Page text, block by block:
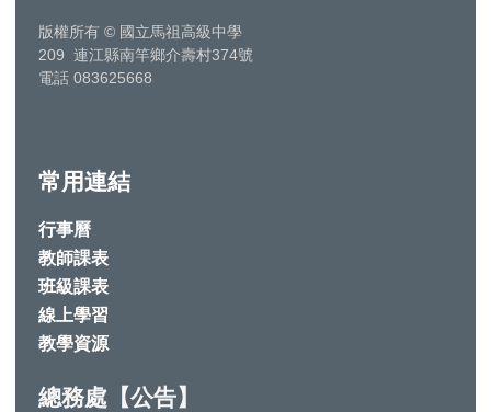
版權所有 © 國立馬祖高級中學
209 連江縣南竿鄉介壽村374號
電話 083625668
常用連結
行事曆
教師課表
班級課表
線上學習
教學資源
總務處【公告】